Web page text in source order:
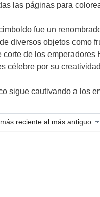
las páginas para
fue un
diversos objetos como
corte de los
célebre por su
sigue cautivando a los